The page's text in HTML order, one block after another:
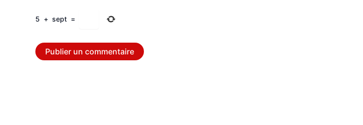
5 + sept =